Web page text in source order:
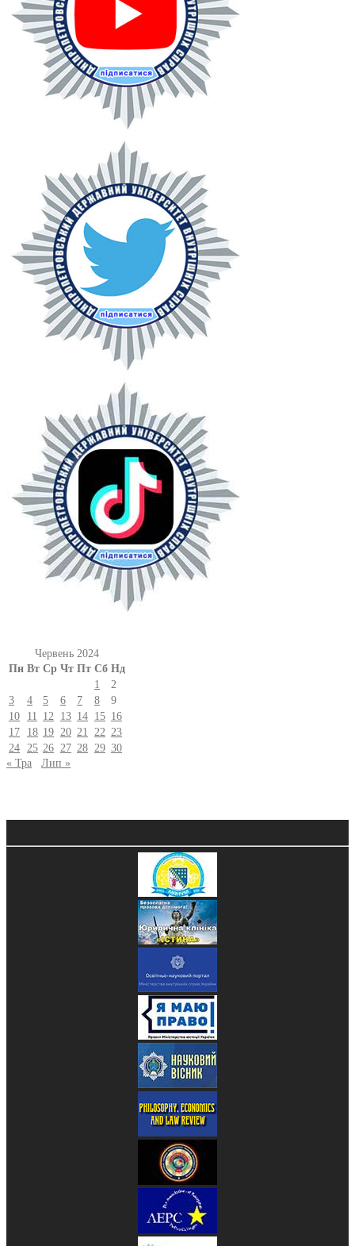
Червень 2024
Пн Вт Ср Чт Пт Сб Нд
1
2
3
4 5 6 7 8
9
10
11 12 13 14 15 16
17
18 19 20 21 22 23
24 25 26 27 28 29 30
« Тра
Лип »